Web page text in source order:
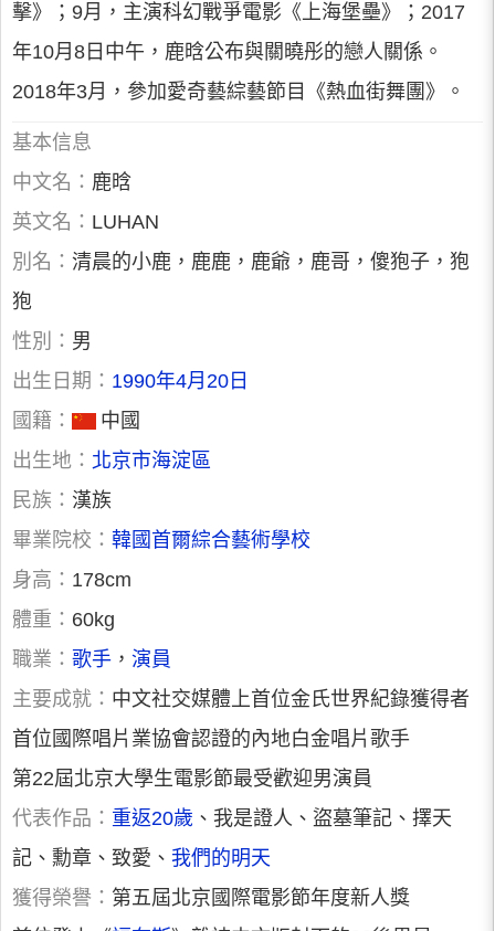
擊》；9月，主演科幻戰爭電影《上海堡壘》；2017
年10月8日中午，鹿晗公布與關曉彤的戀人關係。
2018年3月，參加愛奇藝綜藝節目《熱血街舞團》。
基本信息
中文名： 鹿晗
英文名： LUHAN
別名： 清晨的小鹿，鹿鹿，鹿爺，鹿哥，傻狍子，狍
狍
性別： 男
出生日期： 1990年4月20日
國籍：
中國
出生地： 北京市海淀區
民族： 漢族
畢業院校： 韓國首爾綜合藝術學校
身高： 178cm
體重： 60kg
職業： 歌手 ， 演員
主要成就： 中文社交媒體上首位金氏世界紀錄獲得者
首位國際唱片業協會認證的內地白金唱片歌手
第22屆北京大學生電影節最受歡迎男演員
代表作品： 重返20歲 、我是證人、盜墓筆記、擇天
記、勳章、致愛、 我們的明天
獲得榮譽： 第五屆北京國際電影節年度新人獎